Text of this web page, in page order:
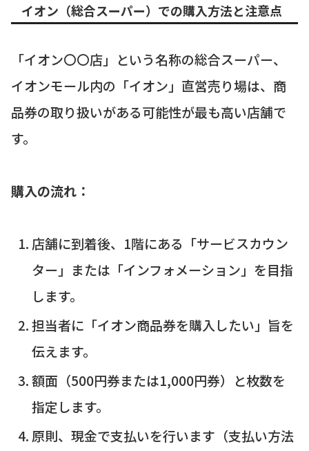
イオン（総合スーパー）での購入方法と注意点
「イオン〇〇店」という名称の総合スーパー、
イオンモール内の「イオン」直営売り場は、商
品券の取り扱いがある可能性が最も高い店舗で
す。
購入の流れ：
店舗に到着後、1階にある「サービスカウン
ター」または「インフォメーション」を目指
します。
担当者に「イオン商品券を購入したい」旨を
伝えます。
額面（500円券または1,000円券）と枚数を
指定します。
原則、現金で支払いを行います（支払い方法